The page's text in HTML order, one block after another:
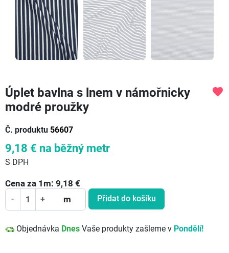
Úplet bavlna s lnem v námořnicky
modré proužky
Č. produktu 56607
favorite
9,18 € na běžný metr
S DPH
Cena za 1 m: 9,18 €
- + m Přidat do košíku
Objednávka Dnes Vaše produkty zašleme v Pondělí!